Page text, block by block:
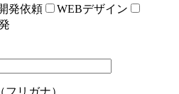
発依頼
WEBデザイン
リガナ）